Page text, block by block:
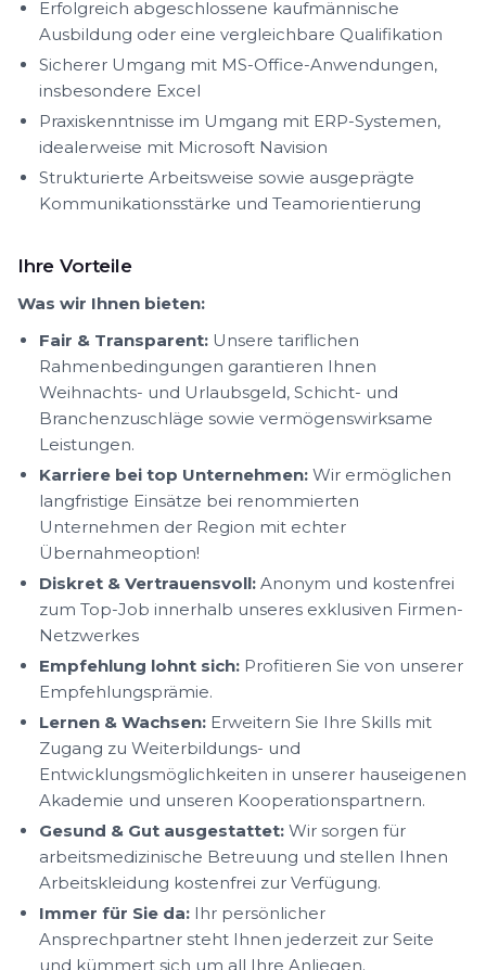
Erfolgreich abgeschlossene kaufmännische
Ausbildung oder eine vergleichbare Qualifikation
Sicherer Umgang mit MS-Office-Anwendungen,
insbesondere Excel
Praxiskenntnisse im Umgang mit ERP-Systemen,
idealerweise mit Microsoft Navision
Strukturierte Arbeitsweise sowie ausgeprägte
Kommunikationsstärke und Teamorientierung
Ihre Vorteile
Was wir Ihnen bieten:
Fair & Transparent: Unsere tariflichen
Rahmenbedingungen garantieren Ihnen
Weihnachts- und Urlaubsgeld, Schicht- und
Branchenzuschläge sowie vermögenswirksame
Leistungen.
Karriere bei top Unternehmen: Wir ermöglichen
langfristige Einsätze bei renommierten
Unternehmen der Region mit echter
Übernahmeoption!
Diskret & Vertrauensvoll: Anonym und kostenfrei
zum Top-Job innerhalb unseres exklusiven Firmen-
Netzwerkes
Empfehlung lohnt sich: Profitieren Sie von unserer
Empfehlungsprämie.
Lernen & Wachsen: Erweitern Sie Ihre Skills mit
Zugang zu Weiterbildungs- und
Entwicklungsmöglichkeiten in unserer hauseigenen
Akademie und unseren Kooperationspartnern.
Gesund & Gut ausgestattet: Wir sorgen für
arbeitsmedizinische Betreuung und stellen Ihnen
Arbeitskleidung kostenfrei zur Verfügung.
Immer für Sie da: Ihr persönlicher
Ansprechpartner steht Ihnen jederzeit zur Seite
und kümmert sich um all Ihre Anliegen.